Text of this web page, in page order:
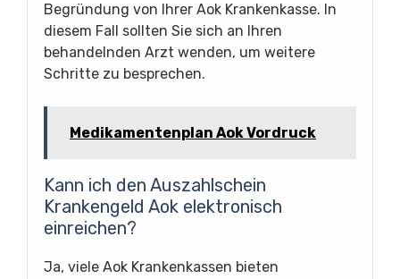
Begründung von Ihrer Aok Krankenkasse. In
diesem Fall sollten Sie sich an Ihren
behandelnden Arzt wenden, um weitere
Schritte zu besprechen.
Medikamentenplan Aok Vordruck
Kann ich den Auszahlschein
Krankengeld Aok elektronisch
einreichen?
Ja, viele Aok Krankenkassen bieten